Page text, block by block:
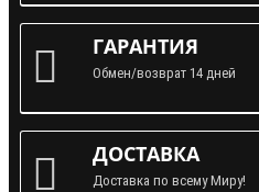
ГАРАНТИЯ
Обмен/возврат 14 дней
ДОСТАВКА
Доставка по всему Миру!